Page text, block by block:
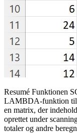
Resumé Funktionen
LAMBDA-funktion til
en matrix, der
oprettet under
totaler og andre